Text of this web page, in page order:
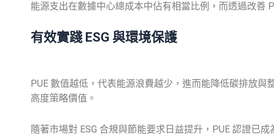
能源支出在數據中心總成本中佔有相當比例，而透過改善
有效實踐 ESG 與環境保護
PUE 數值越低，代表能源浪費越少，進而能降低碳排放
高度策略價值。
隨著市場對 ESG 合規與節能要求日益提升，PUE 認證已